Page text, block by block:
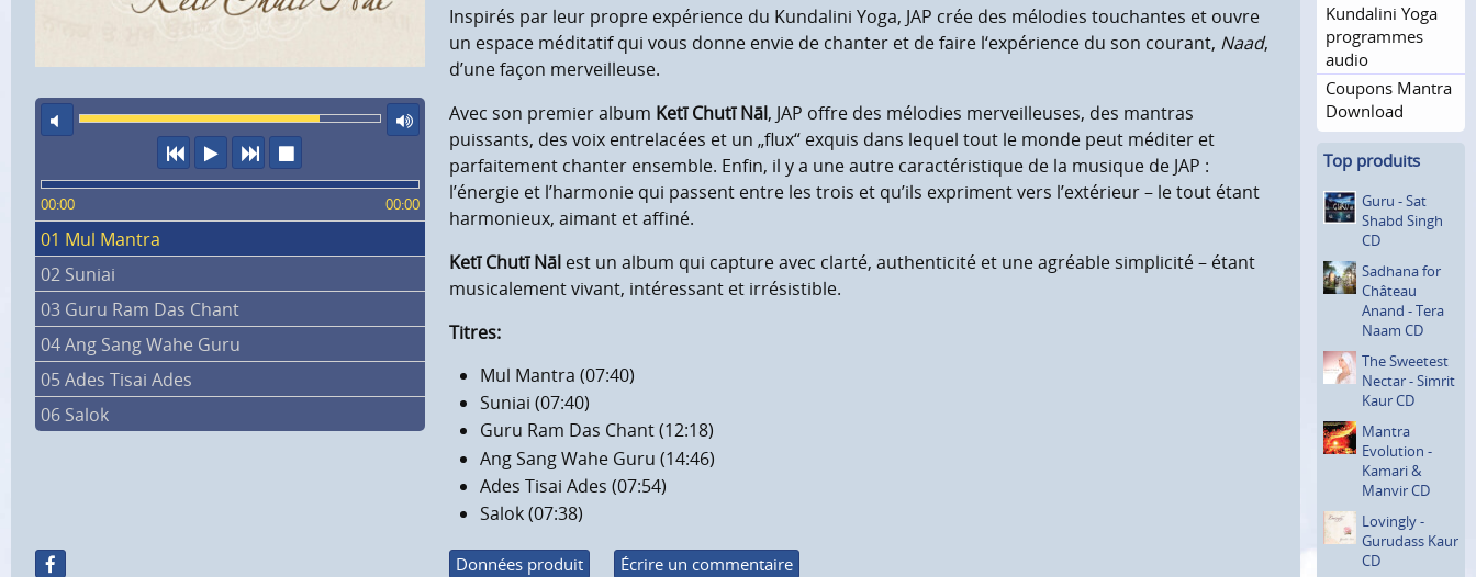
son éteint
volume maximum
précédent
écoutersuivant
00:00 00:00
01 Mul Mantra
02 Suniai
03 Guru Ram Das Chant
04 Ang Sang Wahe Guru
05 Ades Tisai Ades
06 Salok
Inspirés par leur propre expérience du Kundalini Yoga, JAP crée des mélodies touchantes et ouvre
un espace méditatif qui vous donne envie de chanter et de faire l‘expérience du son courant, Naad,
d’une façon merveilleuse.
Avec son premier album Ketī Chutī Nāl, JAP offre des mélodies merveilleuses, des mantras
puissants, des voix entrelacées et un „flux“ exquis dans lequel tout le monde peut méditer et
parfaitement chanter ensemble. Enfin, il y a une autre caractéristique de la musique de JAP :
l’énergie et l’harmonie qui passent entre les trois et qu’ils expriment vers l’extérieur – le tout étant
harmonieux, aimant et affiné.
Ketī Chutī Nālest un album qui capture avec clarté, authenticité et une agréable simplicité – étant
musicalement vivant, intéressant et irrésistible.
Titres:
Mul Mantra (07:40)
Suniai (07:40)
Guru Ram Das Chant (12:18)
Ang Sang Wahe Guru (14:46)
Ades Tisai Ades (07:54)
Salok (07:38)
Données produit Écrire un commentaire
Kundalini Yoga
programmes
audio
Coupons Mantra
Download
Top produits
Guru - Sat
Shabd Singh
CD
Sadhana for
Château
Anand - Tera
Naam CD
The Sweetest
Nectar - Simrit
Kaur CD
Mantra
Evolution -
Kamari &
Manvir CD
Lovingly -
Gurudass Kaur
CD